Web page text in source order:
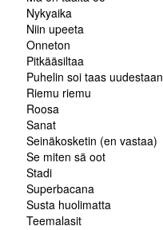
Nykyaika
Niin upeeta
Onneton
Pitkääsiltaa
Puhelin soi taas uudestaan
Riemu riemu
Roosa
Sanat
Seinäkosketin (en vastaa)
Se miten sä oot
Stadi
Superbacana
Susta huolimatta
Teemalasit